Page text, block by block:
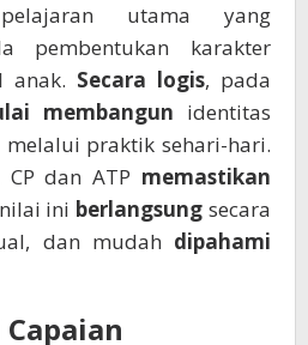
utama yang
pembentukan karakter
anak. Secara logis, pada
membangun identitas
melalui praktik sehari-hari.
CP dan ATP memastikan
ini berlangsung secara
dan mudah dipahami